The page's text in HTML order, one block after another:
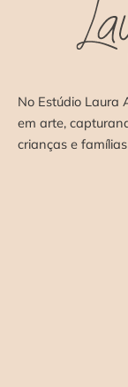
No Estúdio Laura
em arte,
crianças e